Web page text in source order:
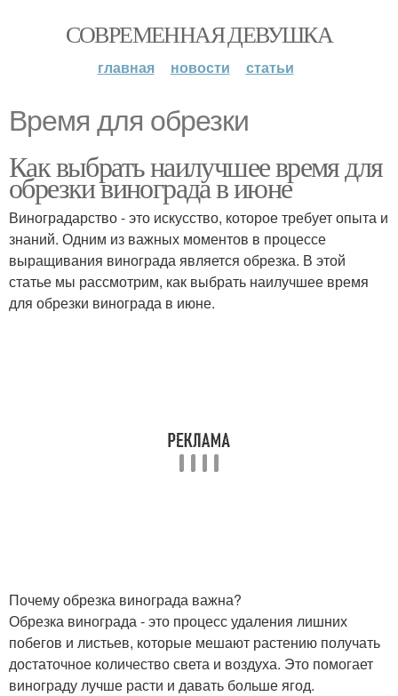
СОВРЕМЕННАЯ ДЕВУШКА
главная новости статьи
Время для обрезки
Как выбрать наилучшее время для
обрезки винограда в июне
Виноградарство - это искусство, которое требует опыта и
знаний. Одним из важных моментов в процессе
выращивания винограда является обрезка. В этой
статье мы рассмотрим, как выбрать наилучшее время
для обрезки винограда в июне.
Почему обрезка винограда важна?
Обрезка винограда - это процесс удаления лишних
побегов и листьев, которые мешают растению получать
достаточное количество света и воздуха. Это помогает
винограду лучше расти и давать больше ягод.